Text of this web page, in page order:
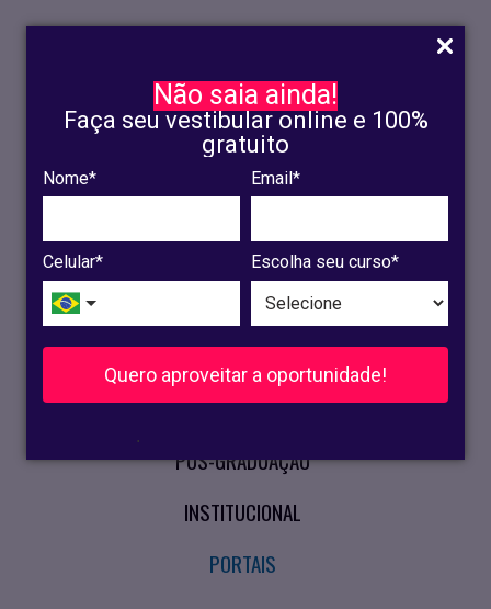
Não saia ainda!
Faça seu vestibular online e 100%
gratuito
Nome* Email*
Celular* Escolha seu curso*
Quero aproveitar a oportunidade!
.
INSCRIÇÃO
OLINDA
RECIFE
VESTIBULAR
CURSOS PRESENCIAIS
PÓS-GRADUAÇÃO
INSTITUCIONAL
PORTAIS